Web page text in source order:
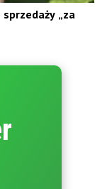
sprzedaży „za